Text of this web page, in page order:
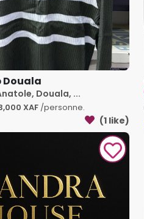
Douala
Douala, ...
XAF/personne.
(1 like)